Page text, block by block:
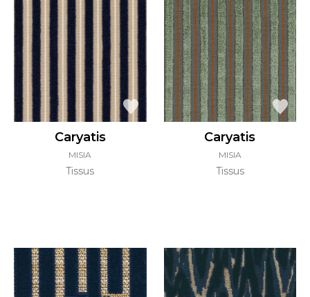
Caryatis
MISIA
Tissus
Caryatis
MISIA
Tissus